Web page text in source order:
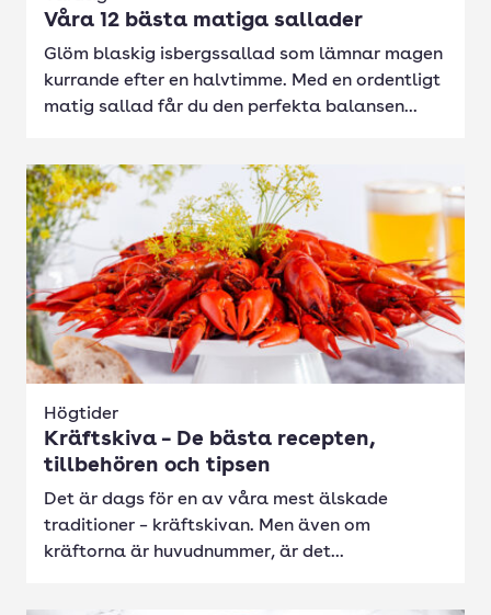
Våra 12 bästa matiga sallader
Glöm blaskig isbergssallad som lämnar magen
kurrande efter en halvtimme. Med en ordentligt
matig sallad får du den perfekta balansen...
Högtider
Kräftskiva – De bästa recepten,
tillbehören och tipsen
Det är dags för en av våra mest älskade
traditioner – kräftskivan. Men även om
kräftorna är huvudnummer, är det...